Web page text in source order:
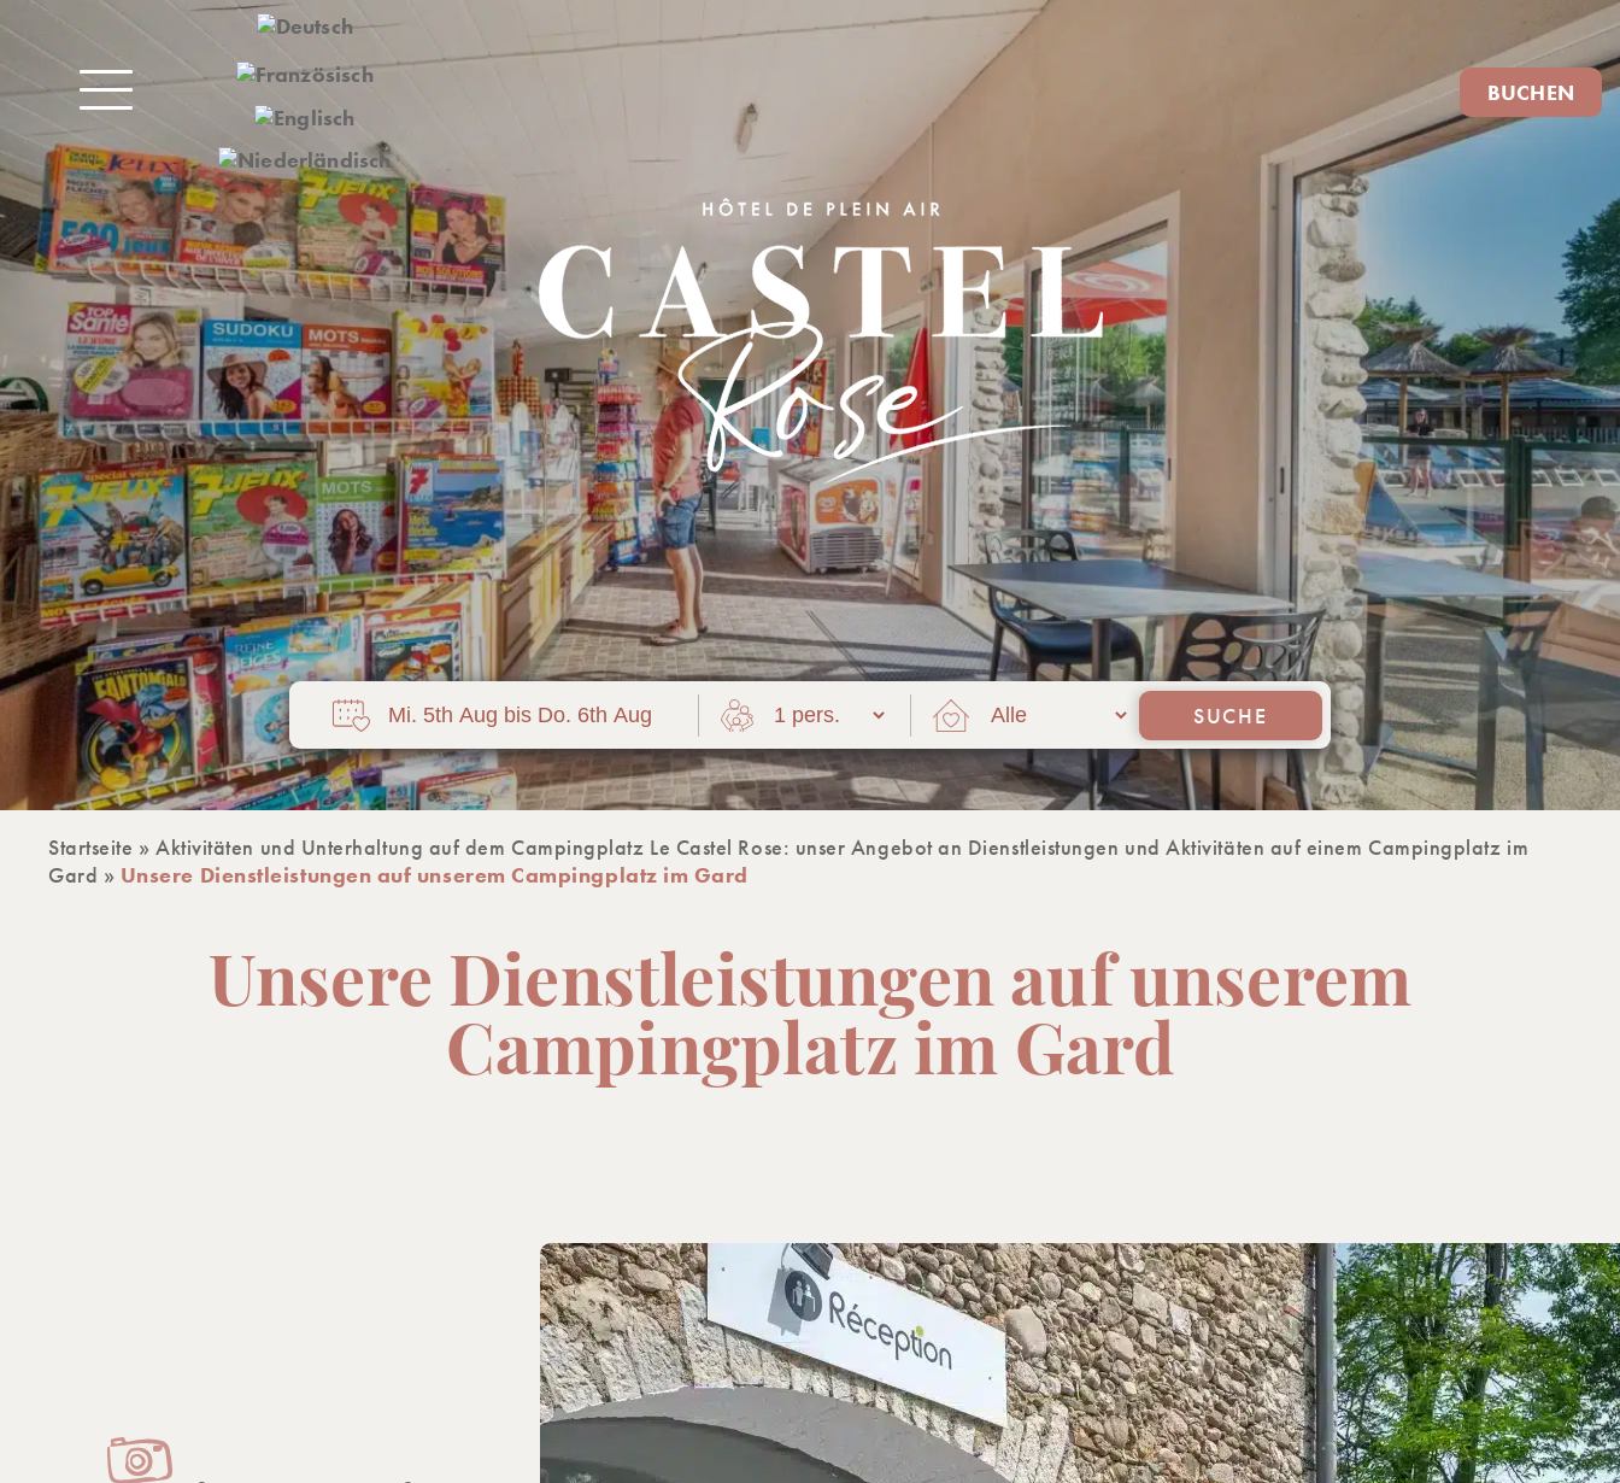
BUCHEN
SUCHE
Startseite »Aktivitäten und Unterhaltung auf dem Campingplatz Le Castel Rose: unser Angebot an Dienstleistungen und Aktivitäten auf einem Campingplatz im
Gard » Unsere Dienstleistungen auf unserem Campingplatz im Gard
Unsere Dienstleistungen auf unserem
Campingplatz im Gard